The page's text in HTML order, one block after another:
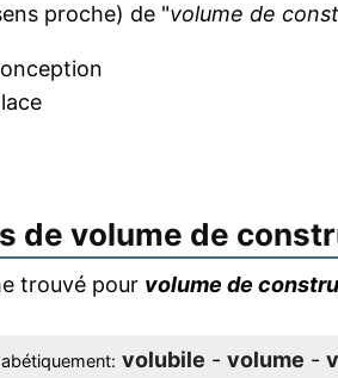
proche) de "volume de
de volume de
trouvé pour volume de
volubile - volume -